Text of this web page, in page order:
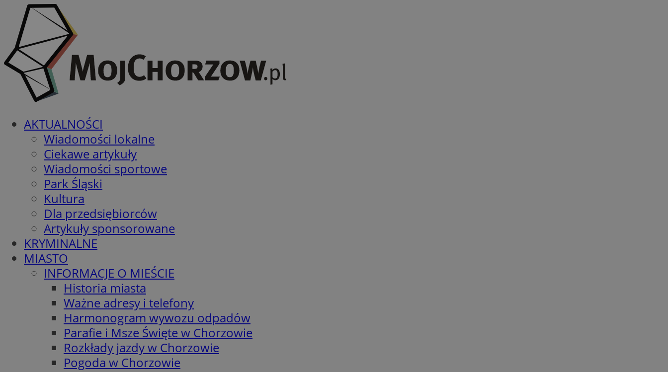
AKTUALNOŚCI
Wiadomości lokalne
Ciekawe artykuły
Wiadomości sportowe
Park Śląski
Kultura
Dla przedsiębiorców
Artykuły sponsorowane
KRYMINALNE
MIASTO
INFORMACJE O MIEŚCIE
Historia miasta
Ważne adresy i telefony
Harmonogram wywozu odpadów
Parafie i Msze Święte w Chorzowie
Rozkłady jazdy w Chorzowie
Pogoda w Chorzowie